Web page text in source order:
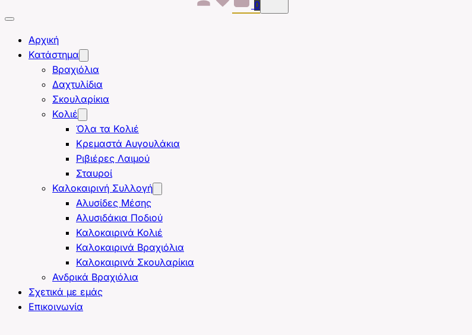
Αρχική
Κατάστημα
Βραχιόλια
Δαχτυλίδια
Σκουλαρίκια
Κολιέ
Όλα τα Κολιέ
Κρεμαστά Αυγουλάκια
Ριβιέρες Λαιμού
Σταυροί
Καλοκαιρινή Συλλογή
Αλυσίδες Μέσης
Αλυσιδάκια Ποδιού
Καλοκαιρινά Κολιέ
Καλοκαιρινά Βραχιόλια
Καλοκαιρινά Σκουλαρίκια
Ανδρικά Βραχιόλια
Σχετικά με εμάς
Επικοινωνία
0